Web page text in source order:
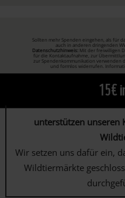
Sollten mehr Spenden eingehen, als für
auch in anderen dringenden
Datenschutzhinweis:Mit der freiwilligen
für die Kontaktaufnahme, zur
zur Spendenkommunikation verwenden
und formlos widerrufen.
15€
unterstützen unseren
Wir setzen uns dafür ein,
Wildtiermärkte